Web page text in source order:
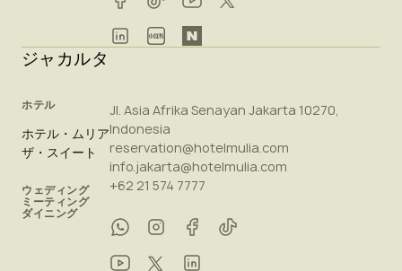
ジャカルタ
ホテル
ホテル・ムリア
ザ・スイート
ウェディング
ミーティング
ダイニング
Jl. Asia Afrika Senayan Jakarta 10270,
Indonesia
reservation@hotelmulia.com
info.jakarta@hotelmulia.com
+62 21 574 7777